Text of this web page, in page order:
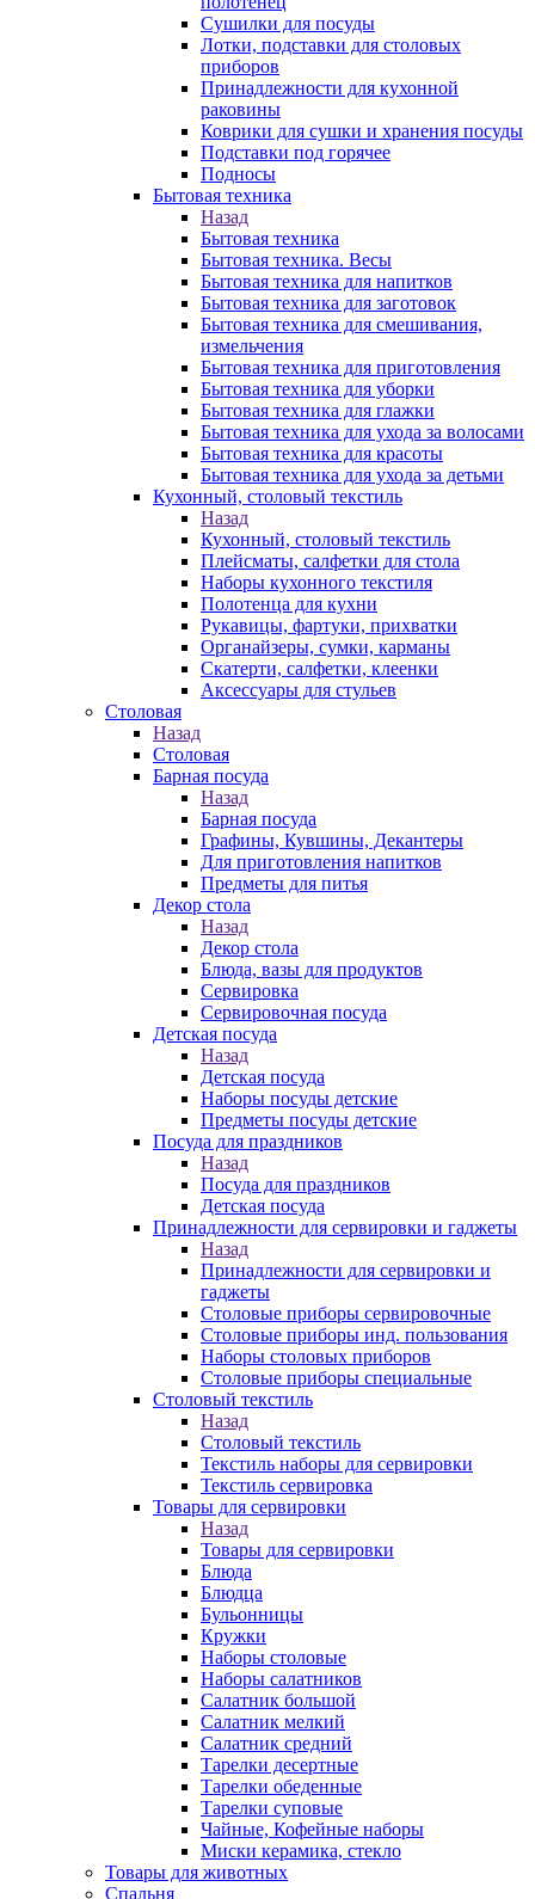
Сушилки для посуды
Лотки, подставки для столовых
приборов
Принадлежности для кухонной
раковины
Коврики для сушки и хранения посуды
Подставки под горячее
Подносы
Бытовая техника
Назад
Бытовая техника
Бытовая техника. Весы
Бытовая техника для напитков
Бытовая техника для заготовок
Бытовая техника для смешивания,
измельчения
Бытовая техника для приготовления
Бытовая техника для уборки
Бытовая техника для глажки
Бытовая техника для ухода за волосами
Бытовая техника для красоты
Бытовая техника для ухода за детьми
Кухонный, столовый текстиль
Назад
Кухонный, столовый текстиль
Плейсматы, салфетки для стола
Наборы кухонного текстиля
Полотенца для кухни
Рукавицы, фартуки, прихватки
Органайзеры, сумки, карманы
Скатерти, салфетки, клеенки
Аксессуары для стульев
Столовая
Назад
Столовая
Барная посуда
Назад
Барная посуда
Графины, Кувшины, Декантеры
Для приготовления напитков
Предметы для питья
Декор стола
Назад
Декор стола
Блюда, вазы для продуктов
Сервировка
Сервировочная посуда
Детская посуда
Назад
Детская посуда
Наборы посуды детские
Предметы посуды детские
Посуда для праздников
Назад
Посуда для праздников
Детская посуда
Принадлежности для сервировки и гаджеты
Назад
Принадлежности для сервировки и
гаджеты
Столовые приборы сервировочные
Столовые приборы инд. пользования
Наборы столовых приборов
Столовые приборы специальные
Столовый текстиль
Назад
Столовый текстиль
Текстиль наборы для сервировки
Текстиль сервировка
Товары для сервировки
Назад
Товары для сервировки
Блюда
Блюдца
Бульонницы
Кружки
Наборы столовые
Наборы салатников
Салатник большой
Салатник мелкий
Салатник средний
Тарелки десертные
Тарелки обеденные
Тарелки суповые
Чайные, Кофейные наборы
Миски керамика, стекло
Товары для животных
Спальня